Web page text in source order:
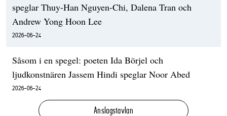
speglar Thuy-Han Nguyen-Chi, Dalena Tran och
Andrew Yong Hoon Lee
2026-06-24
Såsom i en spegel: poeten Ida Börjel och
ljudkonstnären Jassem Hindi speglar Noor Abed
2026-06-24
Anslagstavlan